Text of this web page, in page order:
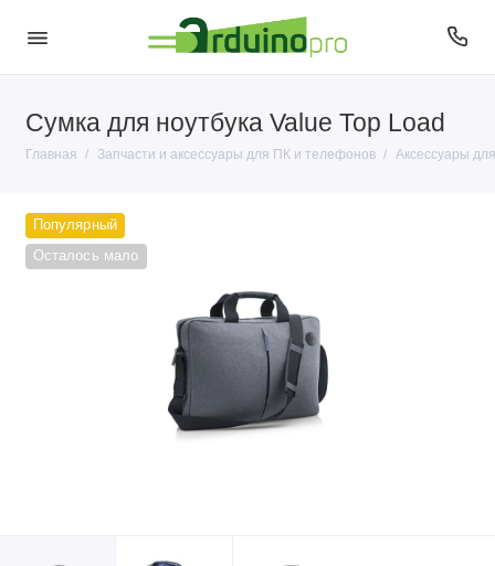
Сумка для ноутбука Value Top Load
Главная Запчасти и аксессуары для ПК и телефонов Аксессуары
Запчасти для iMac и Macbook
Запчасти и аксессуары для ПК
Мыши и периферия
Популярный
Осталось мало